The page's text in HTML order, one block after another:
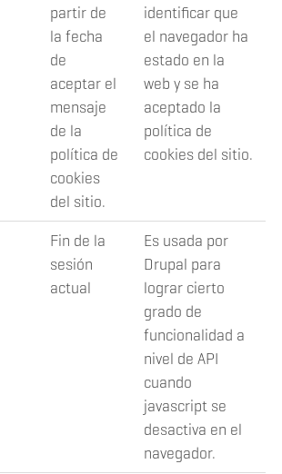
partir de
la fecha
de
aceptar el
mensaje
de la
política de
cookies
del sitio.
identificar que
el navegador ha
estado en la
web y se ha
aceptado la
política de
cookies del sitio.
Fin de la
sesión
actual
Es usada por
Drupal para
lograr cierto
grado de
funcionalidad a
nivel de API
cuando
javascript se
desactiva en el
navegador.